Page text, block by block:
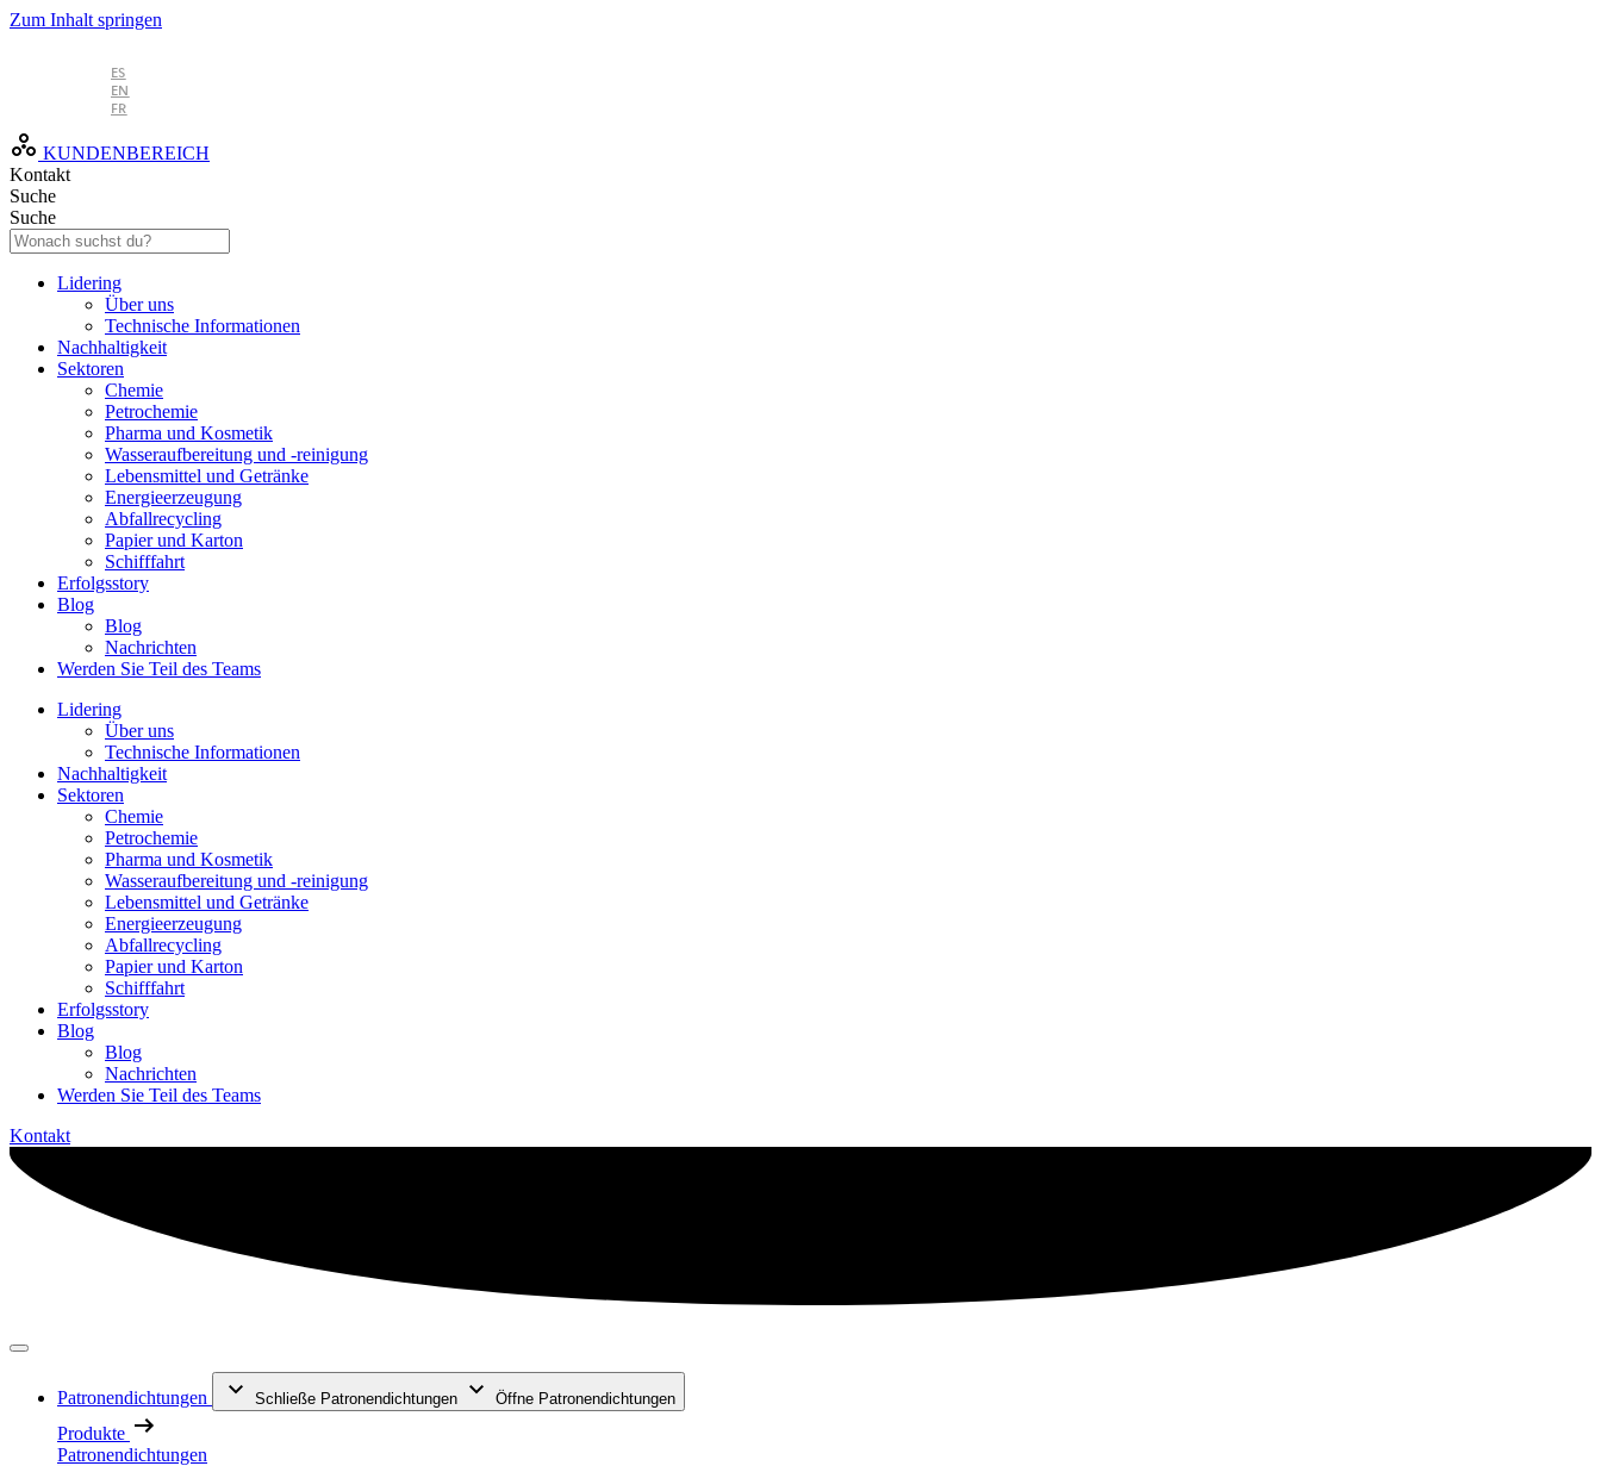
Zum Inhalt springen
ES
EN
FR
KUNDENBEREICH
Kontakt
Suche
Suche
Lidering
Über uns
Technische Informationen
Nachhaltigkeit
Sektoren
Chemie
Petrochemie
Pharma und Kosmetik
Wasseraufbereitung und -reinigung
Lebensmittel und Getränke
Energieerzeugung
Abfallrecycling
Papier und Karton
Schifffahrt
Erfolgsstory
Blog
Blog
Nachrichten
Werden Sie Teil des Teams
Lidering
Über uns
Technische Informationen
Nachhaltigkeit
Sektoren
Chemie
Petrochemie
Pharma und Kosmetik
Wasseraufbereitung und -reinigung
Lebensmittel und Getränke
Energieerzeugung
Abfallrecycling
Papier und Karton
Schifffahrt
Erfolgsstory
Blog
Blog
Nachrichten
Werden Sie Teil des Teams
Kontakt
Patronendichtungen Schließe Patronendichtungen Öffne Patronendichtungen
Produkte
Patronendichtungen